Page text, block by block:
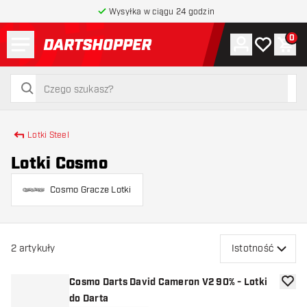
Wysyłka w ciągu 24 godzin
powrót do strony głównej
szukaj
szukaj
Konto
Moja lista
0
Lotki Steel
Lotki Cosmo
Cosmo Gracze Lotki
2 artykuły Istotność
Cosmo Darts David Cameron V2 90% - Lotki
do Darta